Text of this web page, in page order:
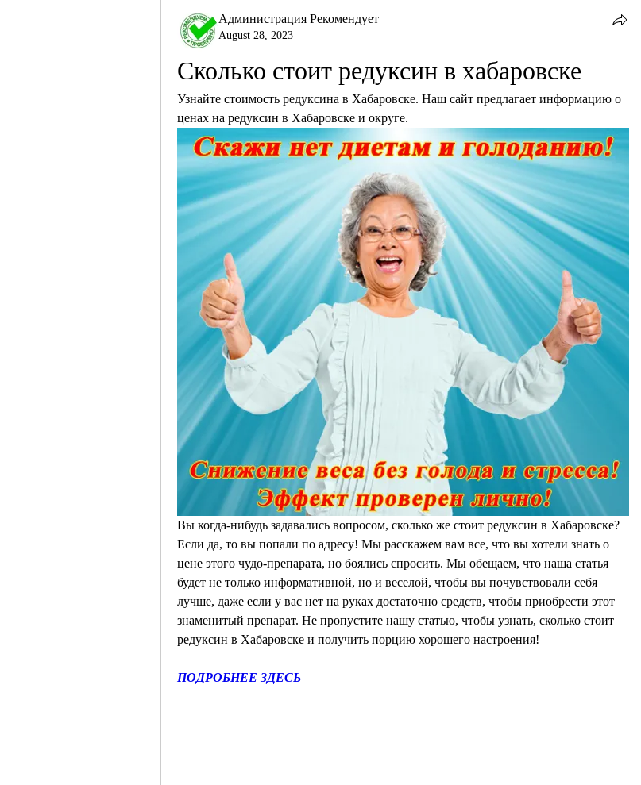
Администрация Рекомендует
August 28, 2023
Сколько стоит редуксин в хабаровске
Узнайте стоимость редуксина в Хабаровске. Наш сайт предлагает информацию о
ценах на редуксин в Хабаровске и округе.
Вы когда-нибудь задавались вопросом, сколько же стоит редуксин в Хабаровске?
Если да, то вы попали по адресу! Мы расскажем вам все, что вы хотели знать о
цене этого чудо-препарата, но боялись спросить. Мы обещаем, что наша статья
будет не только информативной, но и веселой, чтобы вы почувствовали себя
лучше, даже если у вас нет на руках достаточно средств, чтобы приобрести этот
знаменитый препарат. Не пропустите нашу статью, чтобы узнать, сколько стоит
редуксин в Хабаровске и получить порцию хорошего настроения!
ПОДРОБНЕЕ ЗДЕСЬ